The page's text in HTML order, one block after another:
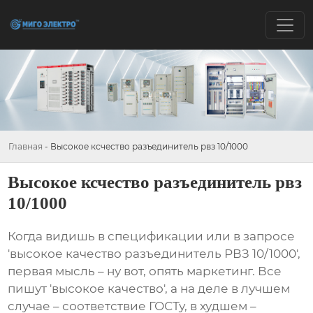
Главная - Высокое ксчество разъединитель рвз 10/1000
Высокое ксчество разъединитель рвз
10/1000
Когда видишь в спецификации или в запросе
'высокое качество разъединитель РВЗ 10/1000',
первая мысль – ну вот, опять маркетинг. Все
пишут 'высокое качество', а на деле в лучшем
случае – соответствие ГОСТу, в худшем –